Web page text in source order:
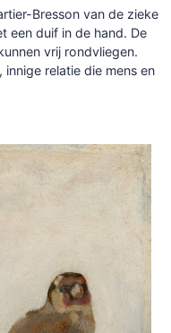
Bresson van de zieke
een duif in de hand. De
vrij rondvliegen.
relatie die mens en